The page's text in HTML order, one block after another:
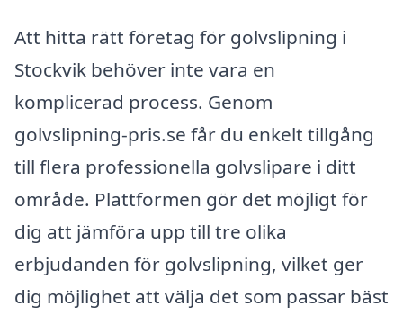
Att hitta rätt företag för golvslipning i
Stockvik behöver inte vara en
komplicerad process. Genom
golvslipning-pris.se får du enkelt tillgång
till flera professionella golvslipare i ditt
område. Plattformen gör det möjligt för
dig att jämföra upp till tre olika
erbjudanden för golvslipning, vilket ger
dig möjlighet att välja det som passar bäst